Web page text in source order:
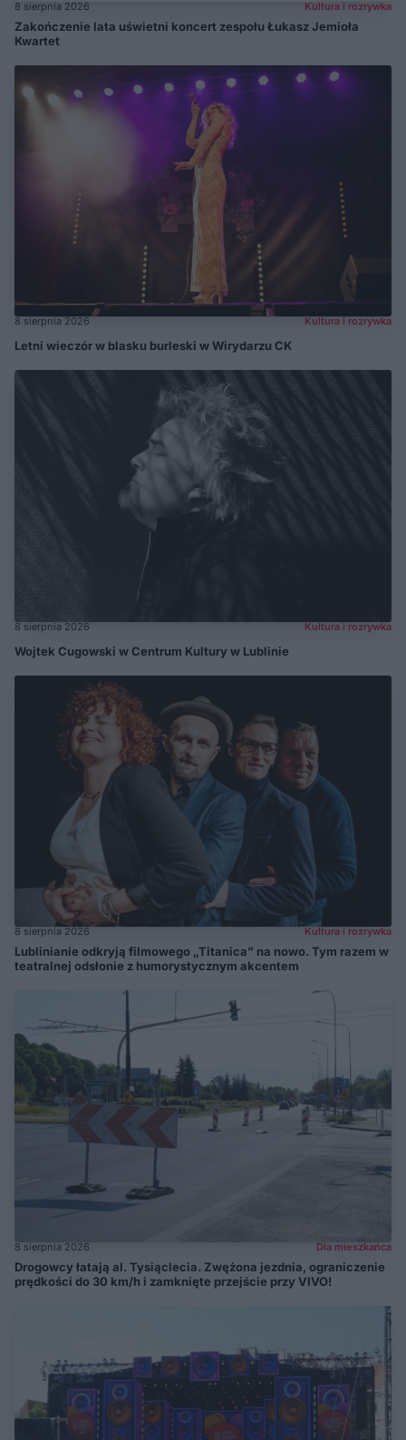
8 sierpnia 2026 Kultura i rozrywka
Zakończenie lata uświetni koncert zespołu Łukasz Jemioła
Kwartet
8 sierpnia 2026 Kultura i rozrywka
Letni wieczór w blasku burleski w Wirydarzu CK
8 sierpnia 2026 Kultura i rozrywka
Wojtek Cugowski w Centrum Kultury w Lublinie
8 sierpnia 2026 Kultura i rozrywka
Lublinianie odkryją filmowego „Titanica” na nowo. Tym razem w
teatralnej odsłonie z humorystycznym akcentem
8 sierpnia 2026 Dla mieszkańca
Drogowcy łatają al. Tysiąclecia. Zwężona jezdnia, ograniczenie
prędkości do 30 km/h i zamknięte przejście przy VIVO!